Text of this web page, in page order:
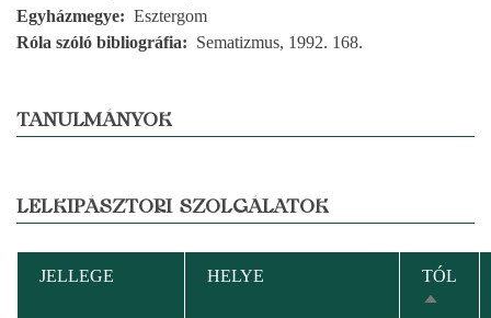
Egyházmegye
Esztergom
Róla szóló bibliográfia
Sematizmus, 1992. 168.
TANULMÁNYOK
LELKIPÁSZTORI SZOLGÁLATOK
JELLEGE HELYE
TÓL